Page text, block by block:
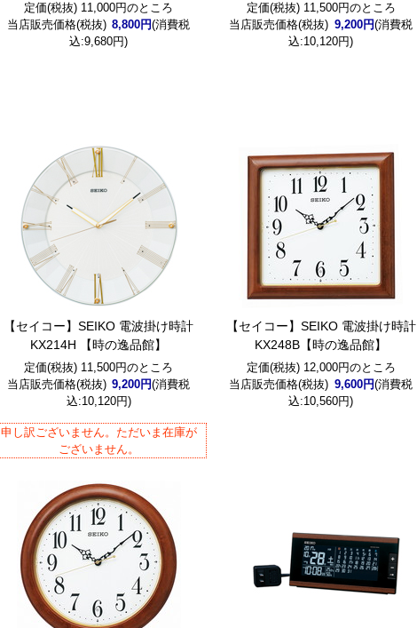
定価(税抜) 11,000円のところ
当店販売価格(税抜) 8,800円(消費税
込:9,680円)
定価(税抜) 11,500円のところ
当店販売価格(税抜) 9,200円(消費税
込:10,120円)
【セイコー】SEIKO 電波掛け時計
KX214H 【時の逸品館】
定価(税抜) 11,500円のところ
当店販売価格(税抜) 9,200円(消費税
込:10,120円)
申し訳ございません。ただいま在庫が
ございません。
【セイコー】SEIKO 電波掛け時計
KX248B【時の逸品館】
定価(税抜) 12,000円のところ
当店販売価格(税抜) 9,600円(消費税
込:10,560円)